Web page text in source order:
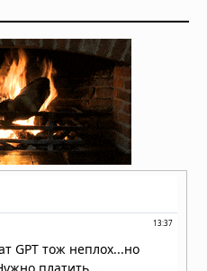
беременность
учительницы
в 09:42
не потому, что
а потому что никогда не
новая гипотеза физика
09:28
посвятил расследованию
загадка куда глубже,
"инопланетяне!